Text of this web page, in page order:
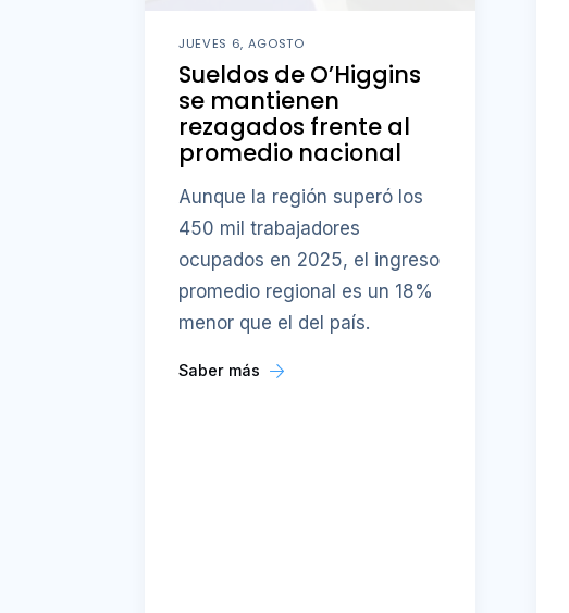
JUEVES 6, AGOSTO
Sueldos de O’Higgins
se mantienen
rezagados frente al
promedio nacional
Aunque la región superó los
450 mil trabajadores
ocupados en 2025, el ingreso
promedio regional es un 18%
menor que el del país.
Saber más